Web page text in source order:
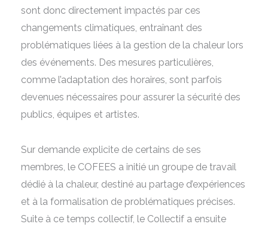
sont donc directement impactés par ces
changements climatiques, entraînant des
problématiques liées à la gestion de la chaleur lors
des événements. Des mesures particulières,
comme l’adaptation des horaires, sont parfois
devenues nécessaires pour assurer la sécurité des
publics, équipes et artistes.
Sur demande explicite de certains de ses
membres, le COFEES a initié un groupe de travail
dédié à la chaleur, destiné au partage d’expériences
et à la formalisation de problématiques précises.
Suite à ce temps collectif, le Collectif a ensuite